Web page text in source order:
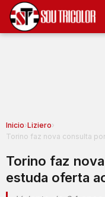
Inicio›Liziero›
Torino faz nova consulta
Torino faz
estuda oferta